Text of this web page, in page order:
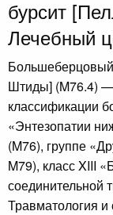
бурсит
Лечебный
Штиды] (M76.4)
классификации
«Энтезопатии
(M76), группе
M79), класс XIII
соединительной
Травматология и